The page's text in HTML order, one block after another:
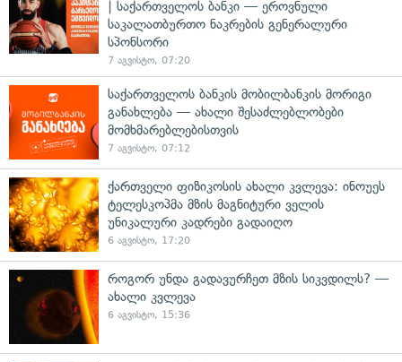
| საქართველოს ბანკი — ეროვნული
საკალათბურთო ნაკრების გენერალური
სპონსორი
7 აგვისტო, 07:20
საქართველოს ბანკის მობილბანკის მორიგი
განახლება — ახალი შესაძლებლობები
მომხმარებლებისთვის
7 აგვისტო, 07:12
ქართველი ფიზიკოსის ახალი კვლევა: ინოუეს
ტელესკოპმა მზის მაგნიტური ველის
უნიკალური კადრები გადაიღო
6 აგვისტო, 17:20
როგორ უნდა გადავურჩეთ მზის სიკვდილს? —
ახალი კვლევა
6 აგვისტო, 15:36